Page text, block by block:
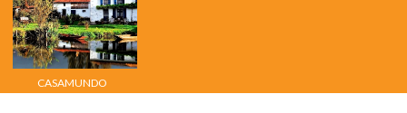
CASAMUNDO